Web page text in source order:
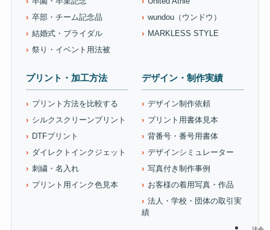
卒部・チーム記念品
結婚式・ブライダル
祭り・イベント用法被
wundou（ウンドウ）
MARKLESS STYLE
プリント・加工方法
プリント方法を比較する
シルクスクリーンプリント
DTFプリント
ダイレクトインクジェット
刺繍・名入れ
プリント用インク色見本
デザイン・制作実績
デザイン制作依頼
プリント用書体見本
背番号・番号用書体
デザインシミュレーター
写真付き制作事例
お客様の着用写真・作品
法人・学校・団体の取引実
績